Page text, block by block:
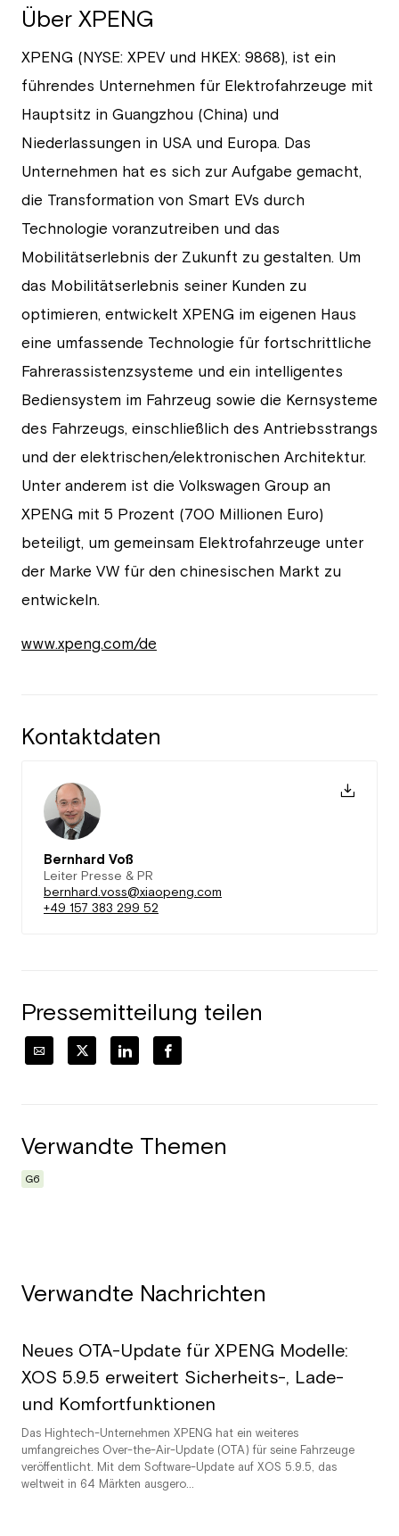
Über XPENG
XPENG (NYSE: XPEV und HKEX: 9868), ist ein
führendes Unternehmen für Elektrofahrzeuge mit
Hauptsitz in Guangzhou (China) und
Niederlassungen in USA und Europa. Das
Unternehmen hat es sich zur Aufgabe gemacht,
die Transformation von Smart EVs durch
Technologie voranzutreiben und das
Mobilitätserlebnis der Zukunft zu gestalten. Um
das Mobilitätserlebnis seiner Kunden zu
optimieren, entwickelt XPENG im eigenen Haus
eine umfassende Technologie für fortschrittliche
Fahrerassistenzsysteme und ein intelligentes
Bediensystem im Fahrzeug sowie die Kernsysteme
des Fahrzeugs, einschließlich des Antriebsstrangs
und der elektrischen/elektronischen Architektur.
Unter anderem ist die Volkswagen Group an
XPENG mit 5 Prozent (700 Millionen Euro)
beteiligt, um gemeinsam Elektrofahrzeuge unter
der Marke VW für den chinesischen Markt zu
entwickeln.
www.xpeng.com/de
Kontaktdaten
Bernhard Voß
Leiter Presse & PR
bernhard.voss@xiaopeng.com
+49 157 383 299 52
Pressemitteilung teilen
Verwandte Themen
G6
Verwandte Nachrichten
Neues OTA-Update für XPENG Modelle:
XOS 5.9.5 erweitert Sicherheits-, Lade-
und Komfortfunktionen
Das Hightech-Unternehmen XPENG hat ein weiteres
umfangreiches Over-the-Air-Update (OTA) für seine Fahrzeuge
veröffentlicht. Mit dem Software-Update auf XOS 5.9.5, das
weltweit in 64 Märkten ausgero...